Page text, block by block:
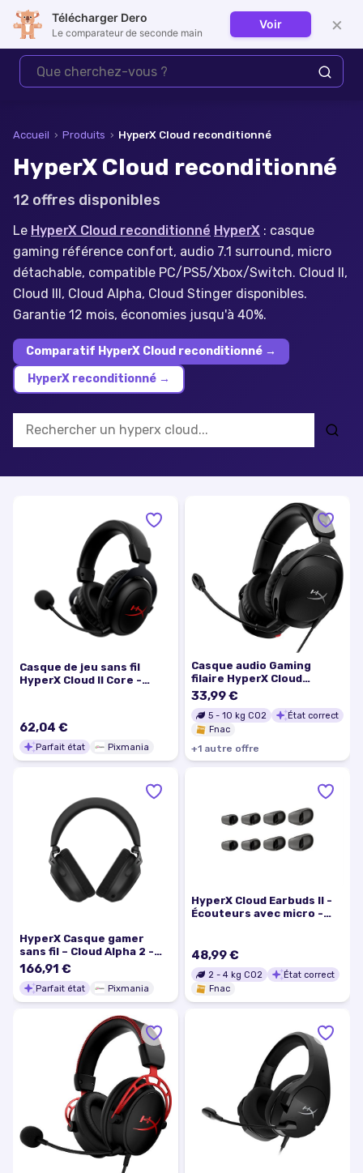
Se connecter
Accueil › Produits › HyperX Cloud reconditionné
HyperX Cloud reconditionné
12 offres disponibles
Le HyperX Cloud reconditionné HyperX : casque
gaming référence confort, audio 7.1 surround, micro
détachable, compatible PC/PS5/Xbox/Switch. Cloud II,
Cloud III, Cloud Alpha, Cloud Stinger disponibles.
Garantie 12 mois, économies jusqu'à 40%.
Comparatif HyperX Cloud reconditionné →
HyperX reconditionné →
Casque de jeu sans fil
HyperX Cloud II Core -
62,04 €
Parfait état Pixmania
Casque audio Gaming
filaire HyperX Cloud
Stinger 2 Noir
33,99 €
5 - 10 kg CO2
État correct
Fnac
+1 autre offre
HyperX Casque gamer
sans fil – Cloud Alpha 2 -
Excellent état
166,91 €
Parfait état Pixmania
HyperX Cloud Earbuds II -
Écouteurs avec micro -
48,99 €
2 - 4 kg CO2
État correct
Fnac
Télécharger Dero
Le comparateur de seconde main
Voir ×